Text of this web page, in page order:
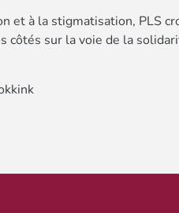
et à la stigmatisation, PLS
côtés sur la voie de la